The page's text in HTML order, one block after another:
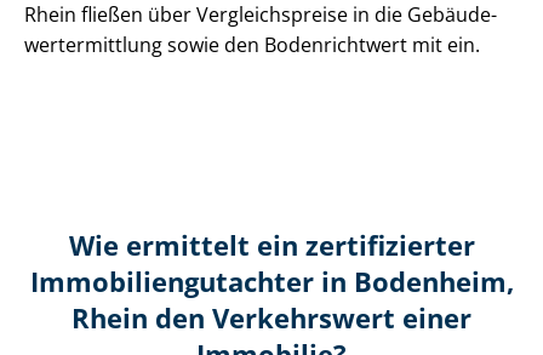
Rhein fließen über Ver­gleichs­prei­se in die Ge­bäu­de­
wert­ermitt­lung sowie den Bodenrichtwert mit ein.
Wie ermittelt ein zertifizierter
Immobilien­gutachter in Bodenheim,
Rhein den Verkehrswert einer